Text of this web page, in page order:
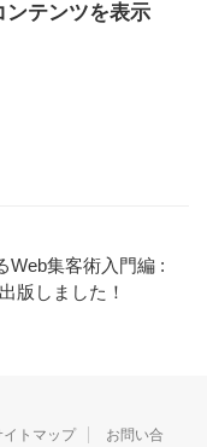
ンテンツを表示
Web集客術入門編 :
版しました！
イトマップ お問い合